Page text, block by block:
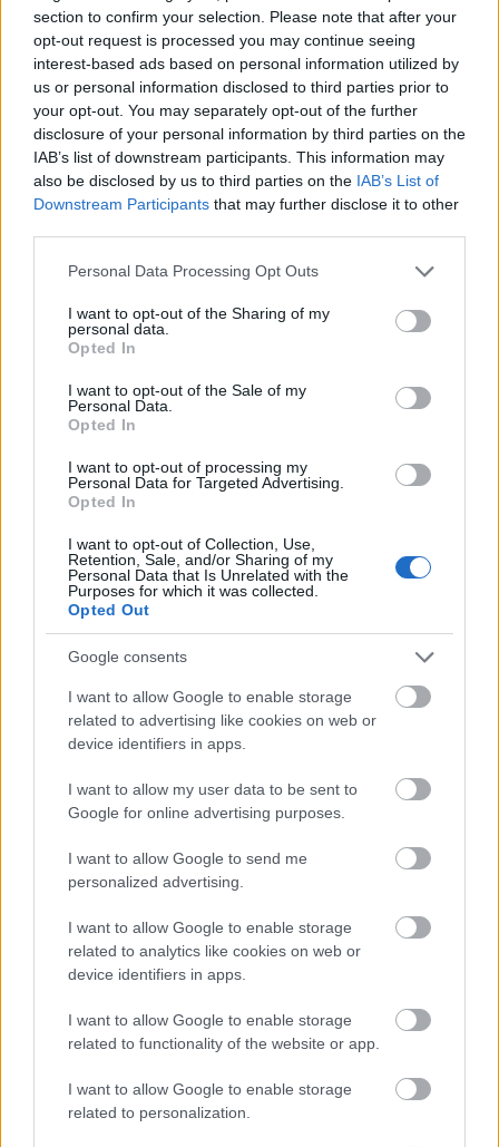
section to confirm your selection. Please note that after your
opt-out request is processed you may continue seeing
interest-based ads based on personal information utilized by
us or personal information disclosed to third parties prior to
your opt-out. You may separately opt-out of the further
disclosure of your personal information by third parties on the
IAB’s list of downstream participants. This information may
also be disclosed by us to third parties on the IAB’s List of
Downstream Participants that may further disclose it to other
Please note that this website/app uses one or more Google
not limited to your visit or usage behaviour. You may click to
grant or deny consent to Google and its third-party tags to
use your data for below specified purposes in below Google
consent section.
Personal Data Processing Opt Outs
I want to opt-out of the Sharing of my
personal data.
Opted In
I want to opt-out of the Sale of my
Personal Data.
Opted In
I want to opt-out of processing my
Personal Data for Targeted Advertising.
Opted In
I want to opt-out of Collection, Use,
Retention, Sale, and/or Sharing of my
Personal Data that Is Unrelated with the
Purposes for which it was collected.
Opted Out
Google consents
I want to allow Google to enable storage
related to advertising like cookies on web or
device identifiers in apps.
I want to allow my user data to be sent to
Google for online advertising purposes.
I want to allow Google to send me
personalized advertising.
I want to allow Google to enable storage
related to analytics like cookies on web or
device identifiers in apps.
I want to allow Google to enable storage
related to functionality of the website or app.
I want to allow Google to enable storage
related to personalization.
hajnalig mulatozott.
Fesztiválok Mozgópart
„AZ EMBERT EMBERRÉ TETTE…” – VASÁRNAP
ZÁRT A DOMBOS FEST